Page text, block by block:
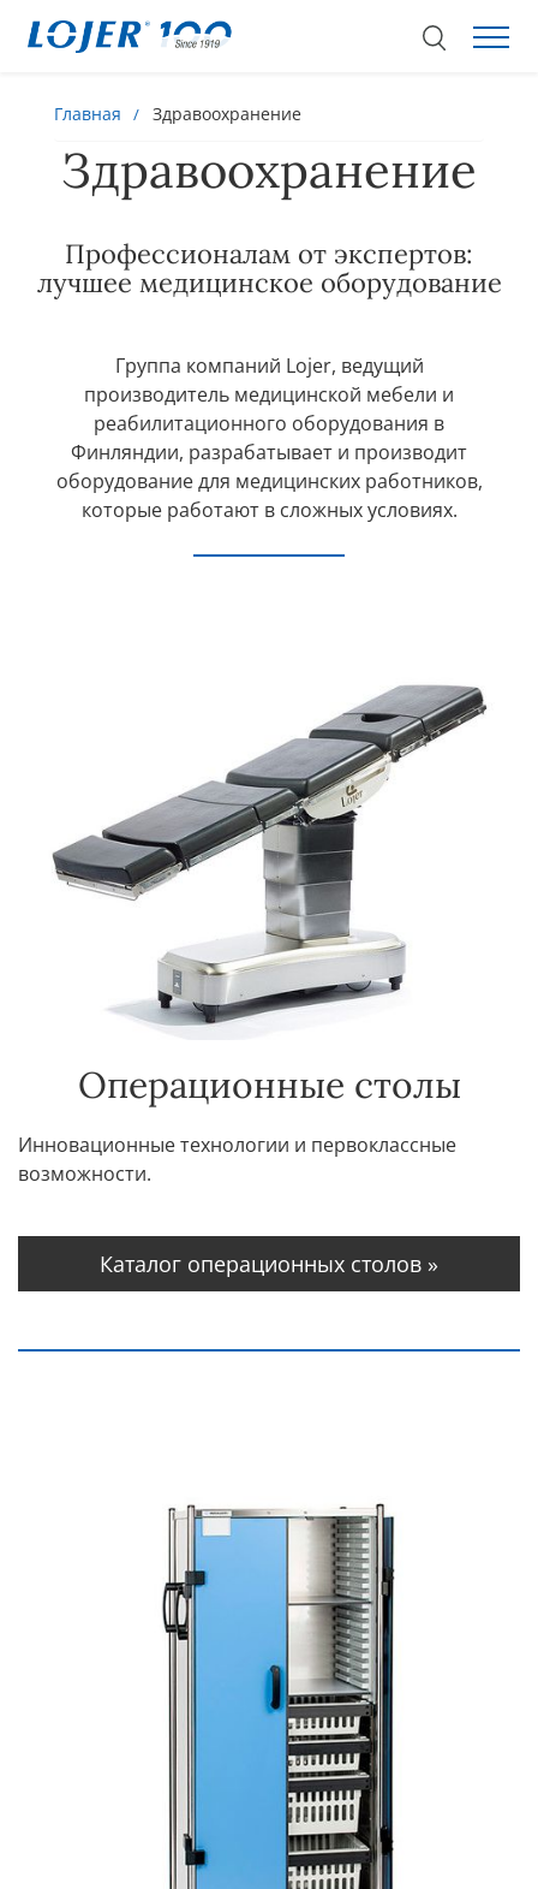
Главная Здравоохранение
Здравоохранение
Профессионалам от экспертов:
лучшее медицинское оборудование
Группа компаний Lojer, ведущий
производитель медицинской мебели и
реабилитационного оборудования в
Финляндии, разрабатывает и производит
оборудование для медицинских работников,
которые работают в сложных условиях.
Операционные столы
Инновационные технологии и первоклассные
возможности.
Каталог операционных столов »